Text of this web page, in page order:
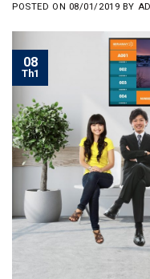
POSTED ON 08/01/2019 BY
08
Th1